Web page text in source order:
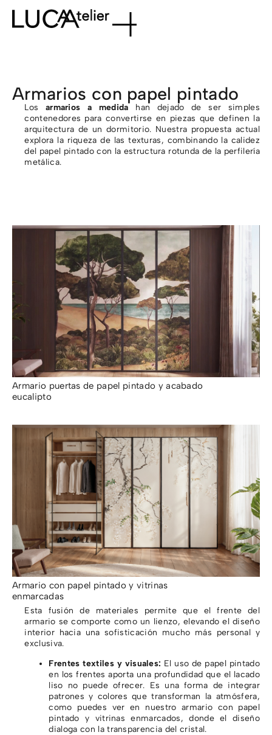
Armarios con papel pintado
Los armarios a medida han dejado de ser simples
contenedores para convertirse en piezas que definen la
arquitectura de un dormitorio. Nuestra propuesta actual
explora la riqueza de las texturas, combinando la calidez
del papel pintado con la estructura rotunda de la perfilería
metálica.
Armario puertas de papel pintado y acabado
eucalipto
Armario con papel pintado y vitrinas
enmarcadas
Esta fusión de materiales permite que el frente del
armario se comporte como un lienzo, elevando el diseño
interior hacia una sofisticación mucho más personal y
exclusiva.
Frentes textiles y visuales: El uso de papel pintado
en los frentes aporta una profundidad que el lacado
liso no puede ofrecer. Es una forma de integrar
patrones y colores que transforman la atmósfera,
como puedes ver en nuestro armario con papel
pintado y vitrinas enmarcados, donde el diseño
dialoga con la transparencia del cristal.